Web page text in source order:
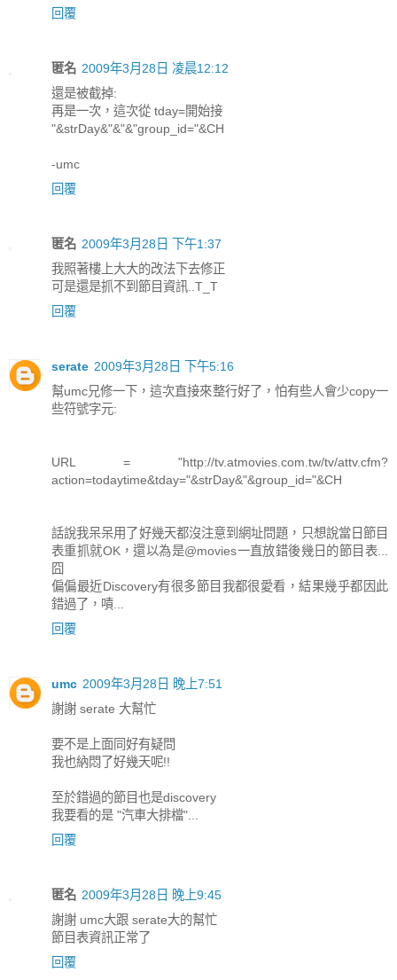
回覆
匿名 2009年3月28日 凌晨12:12
還是被截掉:
再是一次，這次從 tday=開始接
"&strDay&"&"&"group_id="&CH
-umc
回覆
匿名 2009年3月28日 下午1:37
我照著樓上大大的改法下去修正
可是還是抓不到節目資訊..T_T
回覆
serate 2009年3月28日 下午5:16
幫umc兄修一下，這次直接來整行好了，怕有些人會少copy一
些符號字元:
URL = "http://tv.atmovies.com.tw/tv/attv.cfm?
action=todaytime&tday="&strDay&"&group_id="&CH
話說我呆呆用了好幾天都沒注意到網址問題，只想說當日節目
表重抓就OK，還以為是@movies一直放錯後幾日的節目表...
囧
偏偏最近Discovery有很多節目我都很愛看，結果幾乎都因此
錯過了，嘖...
回覆
umc 2009年3月28日 晚上7:51
謝謝 serate 大幫忙
要不是上面同好有疑問
我也納悶了好幾天呢!!
至於錯過的節目也是discovery
我要看的是 "汽車大排檔"...
回覆
匿名 2009年3月28日 晚上9:45
謝謝 umc大跟 serate大的幫忙
節目表資訊正常了
回覆